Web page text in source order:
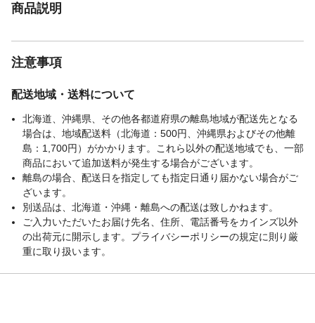
商品説明
注意事項
配送地域・送料について
北海道、沖縄県、その他各都道府県の離島地域が配送先となる
場合は、地域配送料（北海道：500円、沖縄県およびその他離
島：1,700円）がかかります。これら以外の配送地域でも、一部
商品において追加送料が発生する場合がございます。
離島の場合、配送日を指定しても指定日通り届かない場合がご
ざいます。
別送品は、北海道・沖縄・離島への配送は致しかねます。
ご入力いただいたお届け先名、住所、電話番号をカインズ以外
の出荷元に開示します。プライバシーポリシーの規定に則り厳
重に取り扱います。